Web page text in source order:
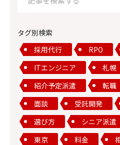
タグ別検索
採用代行
RPO
ITエンジニア
札幌
紹介予定派遣
転職
面談
受託開発
選び方
シニア派遣
東京
料金